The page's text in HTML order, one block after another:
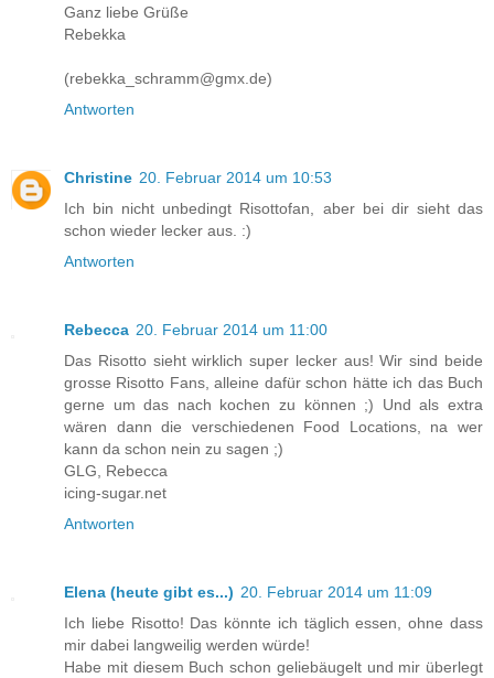
Ganz liebe Grüße
Rebekka
(rebekka_schramm@gmx.de)
Antworten
Christine 20. Februar 2014 um 10:53
Ich bin nicht unbedingt Risottofan, aber bei dir sieht das
schon wieder lecker aus. :)
Antworten
Rebecca 20. Februar 2014 um 11:00
Das Risotto sieht wirklich super lecker aus! Wir sind beide
grosse Risotto Fans, alleine dafür schon hätte ich das Buch
gerne um das nach kochen zu können ;) Und als extra
wären dann die verschiedenen Food Locations, na wer
kann da schon nein zu sagen ;)
GLG, Rebecca
icing-sugar.net
Antworten
Elena (heute gibt es...) 20. Februar 2014 um 11:09
Ich liebe Risotto! Das könnte ich täglich essen, ohne dass
mir dabei langweilig werden würde!
Habe mit diesem Buch schon geliebäugelt und mir überlegt